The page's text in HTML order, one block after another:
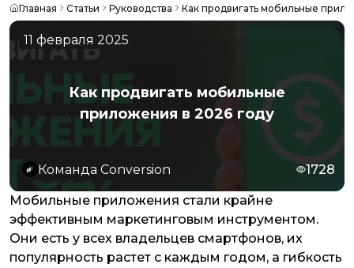
Главная Статьи Руководства Как продвигать мобильные
11 февраля 2025
Как продвигать мобильные
приложения в 2026 году
Команда Conversion 1728
Мобильные приложения стали крайне
эффективным маркетинговым инструментом.
Они есть у всех владельцев смартфонов, их
популярность растет с каждым годом, а гибкость